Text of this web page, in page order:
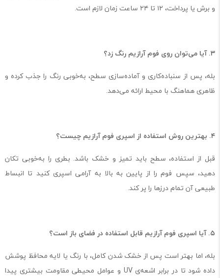
و برش یا پرداخت، ۱۲ تا ۲۴ ساعت زمان لازم است.
۳. آیا می‌توان روی فوم آرازیم رنگ زد؟
بله، پس از سنباده‌کاری و آماده‌سازی سطح، به‌خوبی رنگ را جذب کرده و
ظاهری هماهنگ با محیط ارائه می‌دهد.
۴. بهترین روش استفاده از اسپری فوم آرازیم چیست؟
قبل از استفاده، سطح باید تمیز و خشک باشد. بطری را به‌خوبی تکان
دهید، سپس فوم را از پایین به بالا به آرامی اسپری کنید تا انبساط
طبیعی آن تمام درزها را پر کند.
۵. آیا اسپری فوم آرازیم قابل استفاده در فضای باز است؟
بله، اما بهتر است پس از خشک شدن کامل، با رنگ یا لایه محافظ پوشش
داده شود تا در برابر اشعه‌ی UV و عوامل محیطی مقاومت بیشتری پیدا